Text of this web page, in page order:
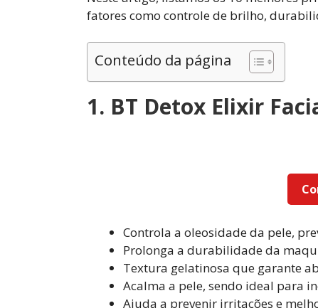
fatores como controle de brilho,
Conteúdo da página
1. BT Detox Elixir
Controla a oleosidade da pele,
Prolonga a durabilidade da
Textura gelatinosa que garante
Acalma a pele, sendo ideal para
Ajuda a prevenir irritações e